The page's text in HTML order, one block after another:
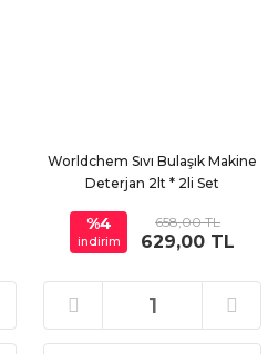
Worldchem Sıvı Bulaşık Makine
Deterjan 2lt * 2li Set
%4
indirim
658,00 TL
629,00 TL